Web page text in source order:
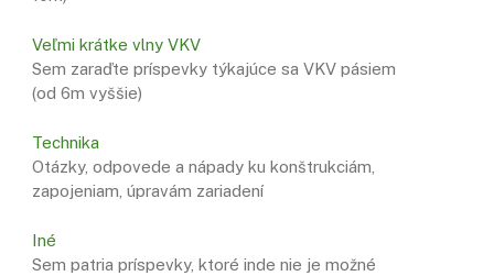
Veľmi krátke vlny VKV
Sem zaraďte príspevky týkajúce sa VKV pásiem
(od 6m vyššie)
Technika
Otázky, odpovede a nápady ku konštrukciám,
zapojeniam, úpravám zariadení
Iné
Sem patria príspevky, ktoré inde nie je možné